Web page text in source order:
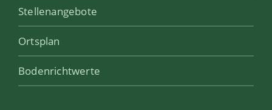
Stellenangebote
Ortsplan
Bodenrichtwerte